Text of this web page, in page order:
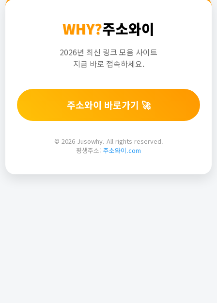
WHY?주소와이
2026년 최신 링크 모음 사이트
지금 바로 접속하세요.
주소와이 바로가기 🚀
© 2026 Jusowhy. All rights reserved.
평생주소: 주소와이.com